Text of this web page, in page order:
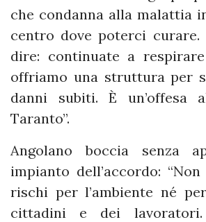
che condanna alla malattia
centro dove poterci curare.
dire: continuate a
offriamo una struttura per
danni subiti. È un’offesa
Taranto”.
Angolano boccia senza
impianto dell’accordo:
rischi per l’ambiente né
cittadini e dei